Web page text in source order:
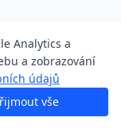
Analytics a
a zobrazování
údajů
vše